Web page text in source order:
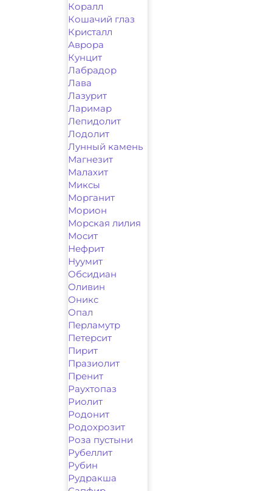
Коралл
Кошачий глаз
Кристалл
Аврора
Кунцит
Лабрадор
Лава
Лазурит
Ларимар
Лепидолит
Лодолит
Лунный камень
Магнезит
Малахит
Миксы
Морганит
Морион
Морская лилия
Мосит
Нефрит
Нуумит
Обсидиан
Оливин
Оникс
Опал
Перламутр
Петерсит
Пирит
Празиолит
Пренит
Раухтопаз
Риолит
Родонит
Родохрозит
Роза пустыни
Рубеллит
Рубин
Рудракша